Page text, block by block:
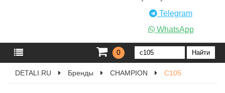
Telegram
WhatsApp
0
DETALI.RU Бренды CHAMPION C105